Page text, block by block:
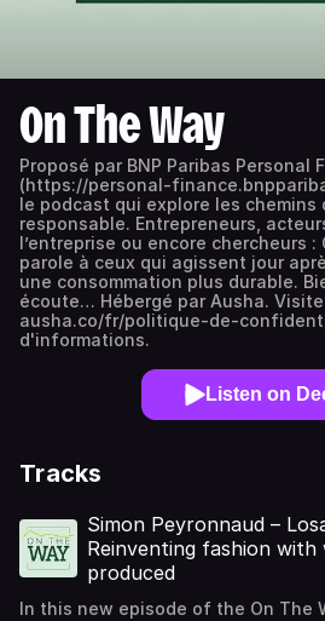
On The Way
Proposé par BNP Paribas Personal
(https://personal-
le podcast qui explore les chemins
responsable. Entrepreneurs,
l’entreprise ou encore chercheurs :
parole à ceux qui agissent jour
une consommation plus durable.
écoute… Hébergé par Ausha.
ausha.co/fr/politique-de-
d'informations.
Listen on
Tracks
Simon Peyronnaud –
Reinventing fashion
produced
In this new episode of the On The